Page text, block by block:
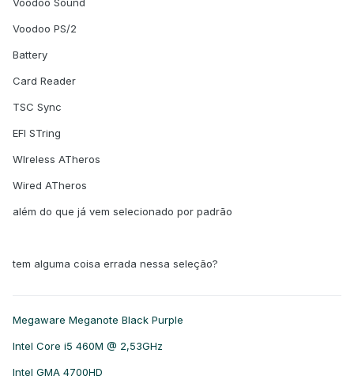
Voodoo Sound
Voodoo PS/2
Battery
Card Reader
TSC Sync
EFI STring
WIreless ATheros
Wired ATheros
além do que já vem selecionado por padrão
tem alguma coisa errada nessa seleção?
Megaware Meganote Black Purple
Intel Core i5 460M @ 2,53GHz
Intel GMA 4700HD